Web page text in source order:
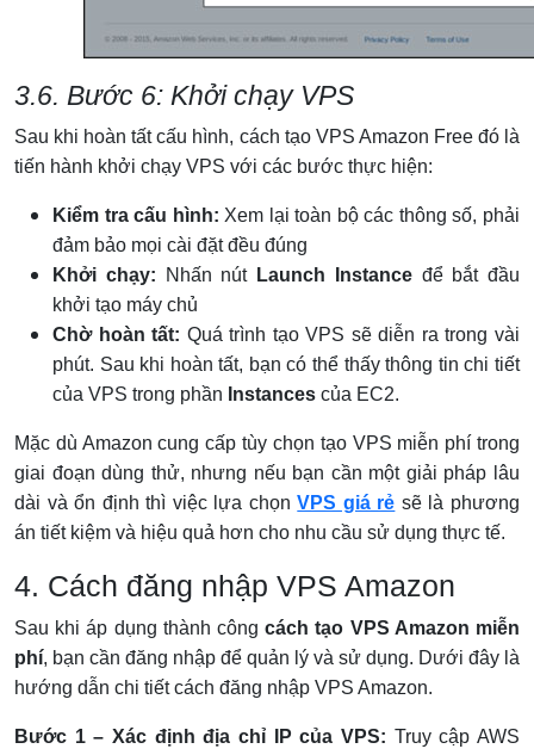
3.6. Bước 6: Khởi chạy VPS
Sau khi hoàn tất cấu hình, cách tạo VPS Amazon Free đó là
tiến hành khởi chạy VPS với các bước thực hiện:
Kiểm tra cấu hình: Xem lại toàn bộ các thông số, phải
đảm bảo mọi cài đặt đều đúng
Khởi chạy: Nhấn nút Launch Instanceđể bắt đầu
khởi tạo máy chủ
Chờ hoàn tất: Quá trình tạo VPS sẽ diễn ra trong vài
phút. Sau khi hoàn tất, bạn có thể thấy thông tin chi tiết
của VPS trong phần Instances của EC2.
Mặc dù Amazon cung cấp tùy chọn tạo VPS miễn phí trong
giai đoạn dùng thử, nhưng nếu bạn cần một giải pháp lâu
dài và ổn định thì việc lựa chọnVPS giá rẻ sẽ là phương
án tiết kiệm và hiệu quả hơn cho nhu cầu sử dụng thực tế.
4. Cách đăng nhập VPS Amazon
Sau khi áp dụng thành côngcách tạo VPS Amazon miễn
phí, bạn cần đăng nhập để quản lý và sử dụng. Dưới đây là
hướng dẫn chi tiết cách đăng nhập VPS Amazon.
Bước 1 – Xác định địa chỉ IP của VPS: Truy cập AWS